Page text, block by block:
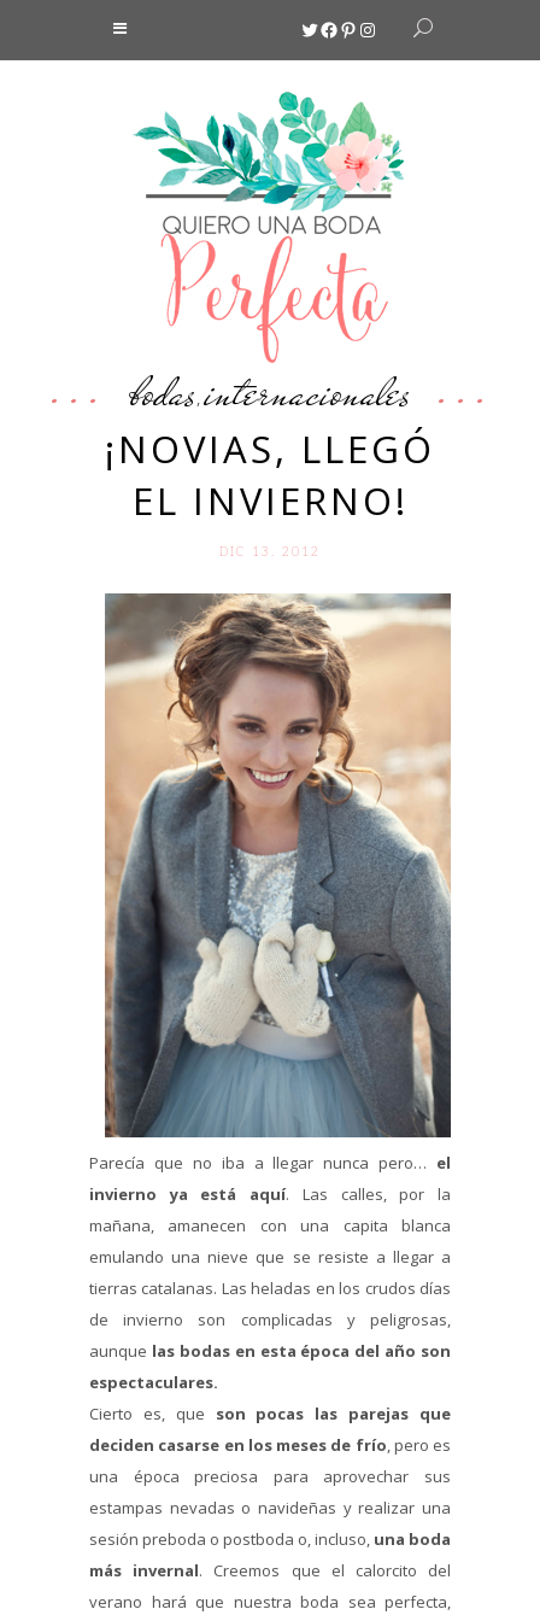
Twitter
Facebook
Pinterest
Instagram
bodas,internacionales
¡NOVIAS, LLEGÓ
EL INVIERNO!
DIC 13. 2012
Parecía que no iba a llegar nunca pero… el
invierno ya está aquí. Las calles, por la
mañana, amanecen con una capita blanca
emulando una nieve que se resiste a llegar a
tierras catalanas. Las heladas en los crudos días
de invierno son complicadas y peligrosas,
aunque las bodas en esta época del año son
espectaculares.
Cierto es, que son pocas las parejas que
deciden casarse en los meses de frío, pero es
una época preciosa para aprovechar sus
estampas nevadas o navideñas y realizar una
sesión preboda o postboda o, incluso, una boda
más invernal. Creemos que el calorcito del
verano hará que nuestra boda sea perfecta,